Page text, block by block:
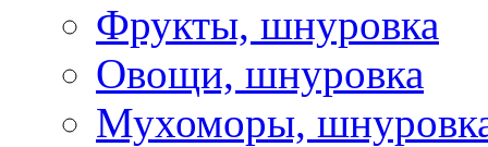
Фрукты, шнуровка
Овощи, шнуровка
Мухоморы,